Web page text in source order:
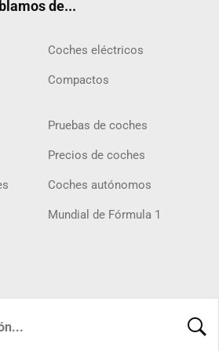
de...
Coches eléctricos
Compactos
Pruebas de coches
Precios de coches
Coches autónomos
Mundial de Fórmula 1